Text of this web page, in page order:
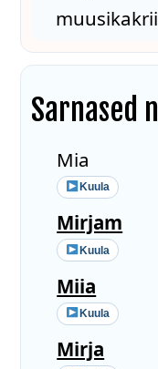
Sarnased
Mia
Kuula
Mirjam
Kuula
Miia
Kuula
Mirja